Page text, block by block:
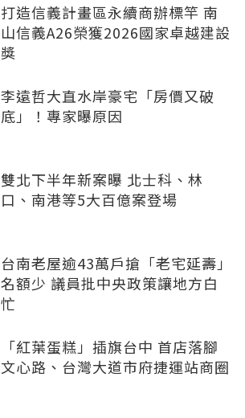
打造信義計畫區永續商辦標竿 南
山信義A26榮獲2026國家卓越建設
獎
李遠哲大直水岸豪宅「房價又破
底」！專家曝原因
雙北下半年新案曝 北士科、林
口、南港等5大百億案登場
台南老屋逾43萬戶搶「老宅延壽」
名額少 議員批中央政策讓地方白
忙
「紅葉蛋糕」插旗台中 首店落腳
文心路、台灣大道市府捷運站商圈